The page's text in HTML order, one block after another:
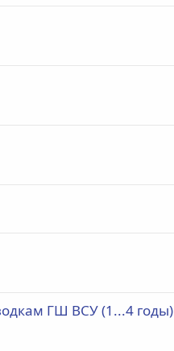
ГШ ВСУ (1...4 годы)